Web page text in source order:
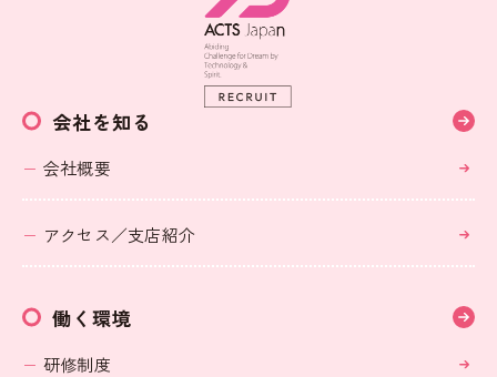
会社を知る
会社概要
アクセス／支店紹介
働く環境
研修制度